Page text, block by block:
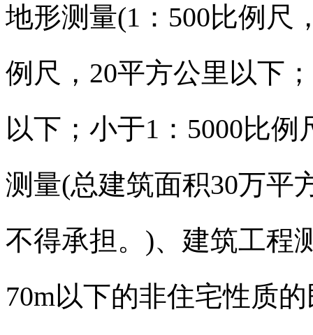
地形测量(1 ： 500比例尺
例尺， 20平方公里以下；
以下；小于1 ： 5000比例
测量(总建筑面积30万平
不得承担。 )、建筑工程
70m以下的非住宅性质